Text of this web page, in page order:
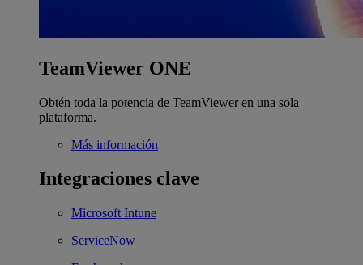
TeamViewer ONE
Obtén toda la potencia de TeamViewer en una sola
plataforma.
Más información
Integraciones clave
Microsoft Intune
ServiceNow